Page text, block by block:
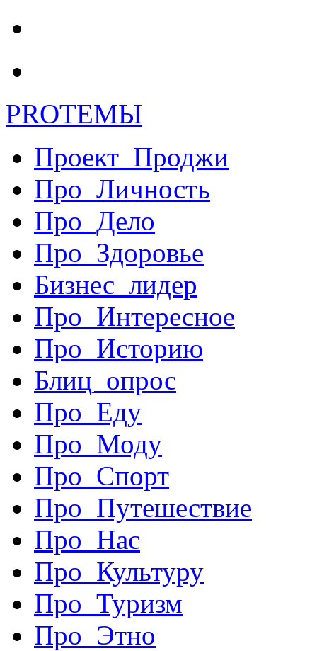
PROТЕМЫ
Проект_Проджи
Про_Личность
Про_Дело
Про_Здоровье
Бизнес_лидер
Про_Интересное
Про_Историю
Блиц_опрос
Про_Еду
Про_Моду
Про_Спорт
Про_Путешествие
Про_Нас
Про_Культуру
Про_Туризм
Про_Этно